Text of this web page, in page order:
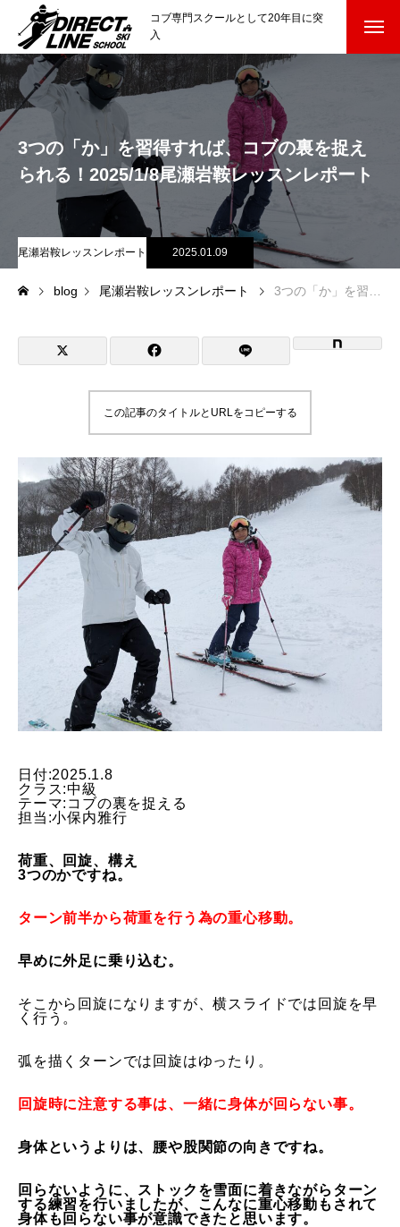
コブ専門スクールとして20年目に突
入
スクールについて知る Directline Ski School
コンセプトと開催スキー場
参加までの流れ
レッスン料金
参加費のお支払い
各会場の集合場所
スキー場から選ぶ Ski Area
鷲ヶ岳＆高鷲スノーパーク
宮城山形
岩手高原
白馬五竜FA
レッスンテーマから選ぶ
中級2
PV
講師から選ぶ
インストラクター募集
インストラクター一覧
コブレッスン参加のお客様の声
レッスンレポート Report
よくある質問
レッスン内容について
3つの「か」を習得すれば、コブの裏を捉え
られる！2025/1/8尾瀬岩鞍レッスンレポート
尾瀬岩鞍レッスンレポート 2025.01.09
blog 尾瀬岩鞍レッスンレポート 3つの「か」を習得すれば、コブの裏を捉えられる！2025/1/8尾瀬岩鞍レッスンレポート
この記事のタイトルとURLをコピーする
日付:2025.1.8
クラス:中級
テーマ:コブの裏を捉える
担当:小保内雅行
荷重、回旋、構え
3つのかですね。
ターン前半から荷重を行う為の重心移動。
早めに外足に乗り込む。
そこから回旋になりますが、横スライドでは回旋を早
く行う。
弧を描くターンでは回旋はゆったり。
回旋時に注意する事は、一緒に身体が回らない事。
身体というよりは、腰や股関節の向きですね。
回らないように、 ストックを雪面に着きながらターン
する練習を行いましたが、 こんなに重心移動もされて
身体も回らない事が意識できたと思います。